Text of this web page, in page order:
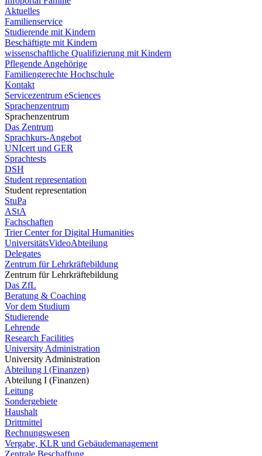
Aktuelles
Familienservice
Studierende mit Kindern
Beschäftigte mit Kindern
wissenschaftliche Qualifizierung mit Kindern
Pflegende Angehörige
Familiengerechte Hochschule
Kontakt
Servicezentrum eSciences
Sprachenzentrum
Sprachenzentrum
Das Zentrum
Sprachkurs-Angebot
UNIcert und GER
Sprachtests
DSH
Student representation
Student representation
StuPa
AStA
Fachschaften
Trier Center for Digital Humanities
UniversitätsVideoAbteilung
Delegates
Zentrum für Lehrkräftebildung
Zentrum für Lehrkräftebildung
Das ZfL
Beratung & Coaching
Vor dem Studium
Studierende
Lehrende
Research Facilities
University Administration
University Administration
Abteilung I (Finanzen)
Abteilung I (Finanzen)
Leitung
Sondergebiete
Haushalt
Drittmittel
Rechnungswesen
Vergabe, KLR und Gebäudemanagement
Zentrale Beschaffung